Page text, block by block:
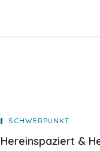
SCHWERPUNKT
Hereinspaziert &